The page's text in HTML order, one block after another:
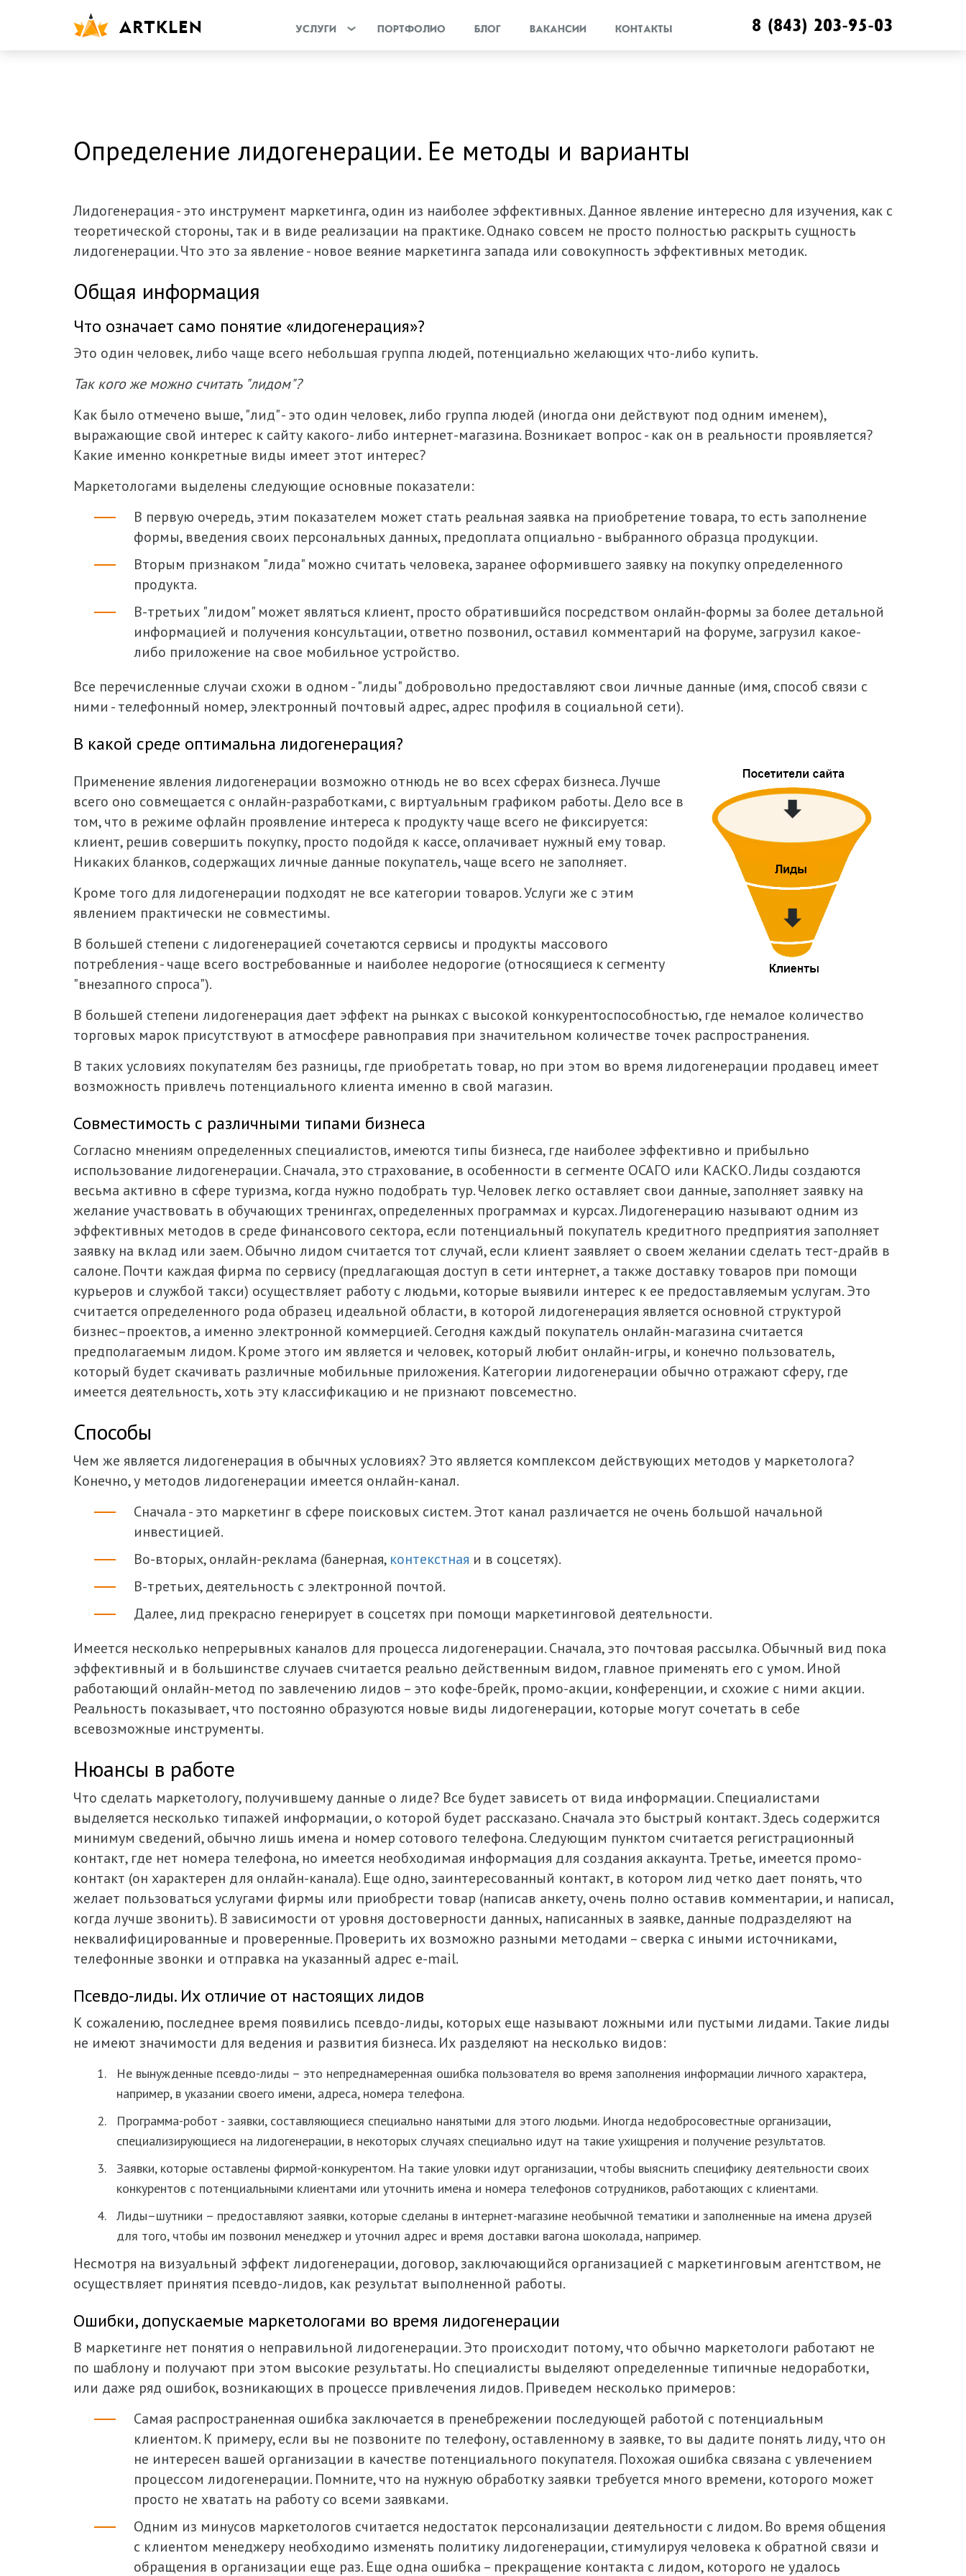
УСЛУГИ ПОРТФОЛИО БЛОГ ВАКАНСИИ КОНТАКТЫ 8 (843) 203-95-03
Определение лидогенерации. Ее методы и варианты
Лидогенерация - это инструмент маркетинга, один из наиболее эффективных. Данное явление интересно для изучения, как с
теоретической стороны, так и в виде реализации на практике. Однако совсем не просто полностью раскрыть сущность
лидогенерации. Что это за явление - новое веяние маркетинга запада или совокупность эффективных методик.
Общая информация
Что означает само понятие «лидогенерация»?
Это один человек, либо чаще всего небольшая группа людей, потенциально желающих что-либо купить.
Так кого же можно считать "лидом"?
Как было отмечено выше, "лид" - это один человек, либо группа людей (иногда они действуют под одним именем),
выражающие свой интерес к сайту какого- либо интернет-магазина. Возникает вопрос - как он в реальности проявляется?
Какие именно конкретные виды имеет этот интерес?
Маркетологами выделены следующие основные показатели:
В первую очередь, этим показателем может стать реальная заявка на приобретение товара, то есть заполнение
формы, введения своих персональных данных, предоплата опциально - выбранного образца продукции.
Вторым признаком "лида" можно считать человека, заранее оформившего заявку на покупку определенного
продукта.
В-третьих "лидом" может являться клиент, просто обратившийся посредством онлайн-формы за более детальной
информацией и получения консультации, ответно позвонил, оставил комментарий на форуме, загрузил какое-
либо приложение на свое мобильное устройство.
Все перечисленные случаи схожи в одном - "лиды" добровольно предоставляют свои личные данные (имя, способ связи с
ними - телефонный номер, электронный почтовый адрес, адрес профиля в социальной сети).
В какой среде оптимальна лидогенерация?
Применение явления лидогенерации возможно отнюдь не во всех сферах бизнеса. Лучше
всего оно совмещается с онлайн-разработками, с виртуальным графиком работы. Дело все в
том, что в режиме офлайн проявление интереса к продукту чаще всего не фиксируется:
клиент, решив совершить покупку, просто подойдя к кассе, оплачивает нужный ему товар.
Никаких бланков, содержащих личные данные покупатель, чаще всего не заполняет.
Кроме того для лидогенерации подходят не все категории товаров. Услуги же с этим
явлением практически не совместимы.
В большей степени с лидогенерацией сочетаются сервисы и продукты массового
потребления - чаще всего востребованные и наиболее недорогие (относящиеся к сегменту
"внезапного спроса").
В большей степени лидогенерация дает эффект на рынках с высокой конкурентоспособностью, где немалое количество
торговых марок присутствуют в атмосфере равноправия при значительном количестве точек распространения.
В таких условиях покупателям без разницы, где приобретать товар, но при этом во время лидогенерации продавец имеет
возможность привлечь потенциального клиента именно в свой магазин.
Совместимость с различными типами бизнеса
Согласно мнениям определенных специалистов, имеются типы бизнеса, где наиболее эффективно и прибыльно
использование лидогенерации. Сначала, это страхование, в особенности в сегменте ОСАГО или КАСКО. Лиды создаются
весьма активно в сфере туризма, когда нужно подобрать тур. Человек легко оставляет свои данные, заполняет заявку на
желание участвовать в обучающих тренингах, определенных программах и курсах. Лидогенерацию называют одним из
эффективных методов в среде финансового сектора, если потенциальный покупатель кредитного предприятия заполняет
заявку на вклад или заем. Обычно лидом считается тот случай, если клиент заявляет о своем желании сделать тест-драйв в
салоне. Почти каждая фирма по сервису (предлагающая доступ в сети интернет, а также доставку товаров при помощи
курьеров и службой такси) осуществляет работу с людьми, которые выявили интерес к ее предоставляемым услугам. Это
считается определенного рода образец идеальной области, в которой лидогенерация является основной структурой
бизнес–проектов, а именно электронной коммерцией. Сегодня каждый покупатель онлайн-магазина считается
предполагаемым лидом. Кроме этого им является и человек, который любит онлайн-игры, и конечно пользователь,
который будет скачивать различные мобильные приложения. Категории лидогенерации обычно отражают сферу, где
имеется деятельность, хоть эту классификацию и не признают повсеместно.
Способы
Чем же является лидогенерация в обычных условиях? Это является комплексом действующих методов у маркетолога?
Конечно, у методов лидогенерации имеется онлайн-канал.
Сначала - это маркетинг в сфере поисковых систем. Этот канал различается не очень большой начальной
инвестицией.
Во-вторых, онлайн-реклама (банерная, контекстная и в соцсетях).
В-третьих, деятельность с электронной почтой.
Далее, лид прекрасно генерирует в соцсетях при помощи маркетинговой деятельности.
Имеется несколько непрерывных каналов для процесса лидогенерации. Сначала, это почтовая рассылка. Обычный вид пока
эффективный и в большинстве случаев считается реально действенным видом, главное применять его с умом. Иной
работающий онлайн-метод по завлечению лидов – это кофе-брейк, промо-акции, конференции, и схожие с ними акции.
Реальность показывает, что постоянно образуются новые виды лидогенерации, которые могут сочетать в себе
всевозможные инструменты.
Нюансы в работе
Что сделать маркетологу, получившему данные о лиде? Все будет зависеть от вида информации. Специалистами
выделяется несколько типажей информации, о которой будет рассказано. Сначала это быстрый контакт. Здесь содержится
минимум сведений, обычно лишь имена и номер сотового телефона. Следующим пунктом считается регистрационный
контакт, где нет номера телефона, но имеется необходимая информация для создания аккаунта. Третье, имеется промо-
контакт (он характерен для онлайн-канала). Еще одно, заинтересованный контакт, в котором лид четко дает понять, что
желает пользоваться услугами фирмы или приобрести товар (написав анкету, очень полно оставив комментарии, и написал,
когда лучше звонить). В зависимости от уровня достоверности данных, написанных в заявке, данные подразделяют на
неквалифицированные и проверенные. Проверить их возможно разными методами – сверка с иными источниками,
телефонные звонки и отправка на указанный адрес e-mail.
Псевдо-лиды. Их отличие от настоящих лидов
К сожалению, последнее время появились псевдо-лиды, которых еще называют ложными или пустыми лидами. Такие лиды
не имеют значимости для ведения и развития бизнеса. Их разделяют на несколько видов:
Не вынужденные псевдо-лиды – это непреднамеренная ошибка пользователя во время заполнения информации личного характера,
например, в указании своего имени, адреса, номера телефона.
Программа-робот - заявки, составляющиеся специально нанятыми для этого людьми. Иногда недобросовестные организации,
специализирующиеся на лидогенерации, в некоторых случаях специально идут на такие ухищрения и получение результатов.
Заявки, которые оставлены фирмой-конкурентом. На такие уловки идут организации, чтобы выяснить специфику деятельности своих
конкурентов с потенциальными клиентами или уточнить имена и номера телефонов сотрудников, работающих с клиентами.
Лиды–шутники – предоставляют заявки, которые сделаны в интернет-магазине необычной тематики и заполненные на имена друзей
для того, чтобы им позвонил менеджер и уточнил адрес и время доставки вагона шоколада, например.
Несмотря на визуальный эффект лидогенерации, договор, заключающийся организацией с маркетинговым агентством, не
осуществляет принятия псевдо-лидов, как результат выполненной работы.
Ошибки, допускаемые маркетологами во время лидогенерации
В маркетинге нет понятия о неправильной лидогенерации. Это происходит потому, что обычно маркетологи работают не
по шаблону и получают при этом высокие результаты. Но специалисты выделяют определенные типичные недоработки,
или даже ряд ошибок, возникающих в процессе привлечения лидов. Приведем несколько примеров:
Самая распространенная ошибка заключается в пренебрежении последующей работой с потенциальным
клиентом. К примеру, если вы не позвоните по телефону, оставленному в заявке, то вы дадите понять лиду, что он
не интересен вашей организации в качестве потенциального покупателя. Похожая ошибка связана с увлечением
процессом лидогенерации. Помните, что на нужную обработку заявки требуется много времени, которого может
просто не хватать на работу со всеми заявками.
Одним из минусов маркетологов считается недостаток персонализации деятельности с лидом. Во время общения
с клиентом менеджеру необходимо изменять политику лидогенерации, стимулируя человека к обратной связи и
обращения в организации еще раз. Еще одна ошибка – прекращение контакта с лидом, которого не удалось